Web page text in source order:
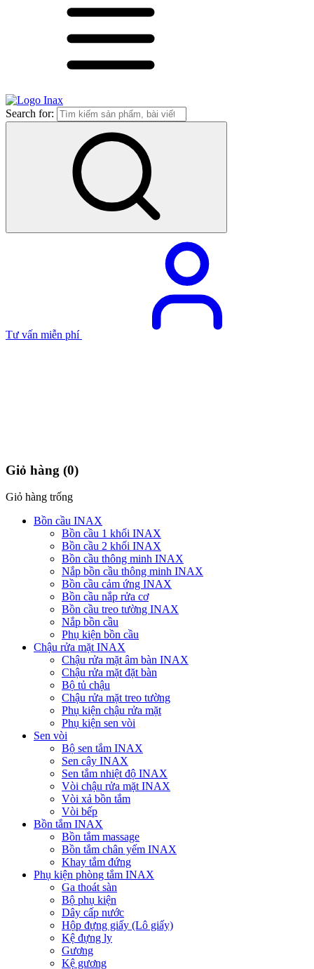
Search for:
Tư vấn miễn phí
Giỏ hàng (0)
Giỏ hàng trống
Bồn cầu INAX
Bồn cầu 1 khối INAX
Bồn cầu 2 khối INAX
Bồn cầu thông minh INAX
Nắp bồn cầu thông minh INAX
Bồn cầu cảm ứng INAX
Bồn cầu nắp rửa cơ
Bồn cầu treo tường INAX
Nắp bồn cầu
Phụ kiện bồn cầu
Chậu rửa mặt INAX
Chậu rửa mặt âm bàn INAX
Chậu rửa mặt đặt bàn
Bộ tủ chậu
Chậu rửa mặt treo tường
Phụ kiện chậu rửa mặt
Phụ kiện sen vòi
Sen vòi
Bộ sen tắm INAX
Sen cây INAX
Sen tắm nhiệt độ INAX
Vòi chậu rửa mặt INAX
Vòi xả bồn tắm
Vòi bếp
Bồn tắm INAX
Bồn tắm massage
Bồn tắm chân yếm INAX
Khay tắm đứng
Phụ kiện phòng tắm INAX
Ga thoát sàn
Bộ phụ kiện
Dây cấp nước
Hộp đựng giấy (Lô giấy)
Kệ đựng ly
Gương
Kệ gương